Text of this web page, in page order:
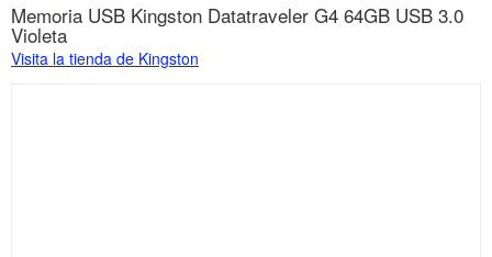
Memoria USB Kingston Datatraveler G4 64GB USB 3.0
Violeta
Visita la tienda de Kingston